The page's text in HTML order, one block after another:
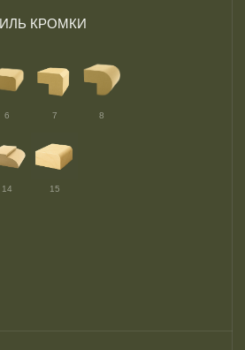
8
7
6
14 15
КРОМКИ